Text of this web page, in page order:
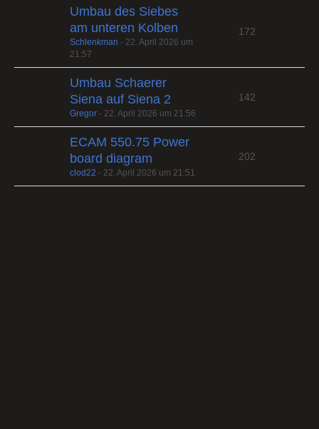
Umbau des Siebes
am unteren Kolben
Schlenkman - 22. April 2026 um
21:57
172
Umbau Schaerer
Siena auf Siena 2
Gregor - 22. April 2026 um 21:56
142
ECAM 550.75 Power
board diagram
clod22 - 22. April 2026 um 21:51
202